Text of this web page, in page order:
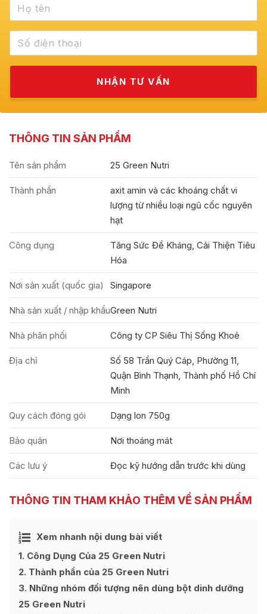
THÔNG TIN SẢN PHẨM
Tên sản phẩm 25 Green Nutri
Thành phần
axit amin và các khoáng chất vi
lượng từ nhiều loại ngũ cốc nguyên
hạt
Công dụng
Tăng Sức Đề Kháng, Cải Thiện Tiêu
Hóa
Nơi sản xuất (quốc gia) Singapore
Nhà sản xuất / nhập khẩuGreen Nutri
Nhà phân phối Công ty CP Siêu Thị Sống Khoẻ
Địa chỉ
Số 58 Trần Quý Cáp, Phường 11,
Quận Bình Thạnh, Thành phố Hồ Chí
Minh
Quy cách đóng gói Dạng lon 750g
Bảo quản Nơi thoáng mát
Các lưu ý Đọc kỹ hướng dẫn trước khi dùng
THÔNG TIN THAM KHẢO THÊM VỀ SẢN PHẨM
Xem nhanh nội dung bài viết
Ẩn
1 Công Dụng Của 25 Green Nutri
2 Thành phần của 25 Green Nutri
3 Những nhóm đối tượng nên dùng bột dinh dưỡng
25 Green Nutri